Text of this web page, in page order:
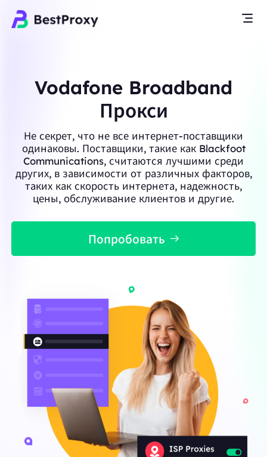
Vodafone Broadband
Прокси
Не секрет, что не все интернет-поставщики
одинаковы. Поставщики, такие как Blackfoot
Communications, считаются лучшими среди
других, в зависимости от различных факторов,
таких как скорость интернета, надежность,
цены, обслуживание клиентов и другие.
Попробовать